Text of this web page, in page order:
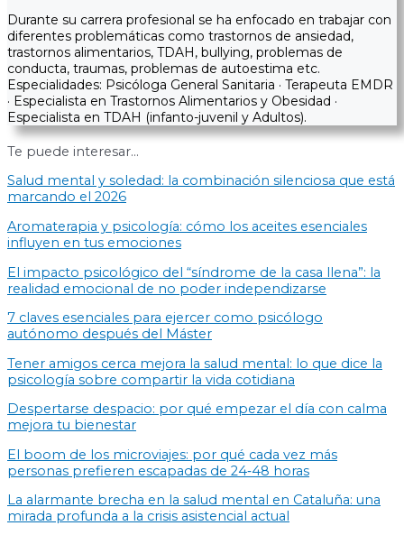
Durante su carrera profesional se ha enfocado en trabajar con
diferentes problemáticas como trastornos de ansiedad,
trastornos alimentarios, TDAH, bullying, problemas de
conducta, traumas, problemas de autoestima etc.​
Especialidades: Psicóloga General Sanitaria · Terapeuta EMDR
· Especialista en Trastornos Alimentarios y Obesidad ·
Especialista en TDAH (infanto-juvenil y Adultos).
Te puede interesar...
Salud mental y soledad: la combinación silenciosa que está
marcando el 2026
Aromaterapia y psicología: cómo los aceites esenciales
influyen en tus emociones
El impacto psicológico del “síndrome de la casa llena”: la
realidad emocional de no poder independizarse
7 claves esenciales para ejercer como psicólogo
autónomo después del Máster
Tener amigos cerca mejora la salud mental: lo que dice la
psicología sobre compartir la vida cotidiana
Despertarse despacio: por qué empezar el día con calma
mejora tu bienestar
El boom de los microviajes: por qué cada vez más
personas prefieren escapadas de 24‑48 horas
La alarmante brecha en la salud mental en Cataluña: una
mirada profunda a la crisis asistencial actual